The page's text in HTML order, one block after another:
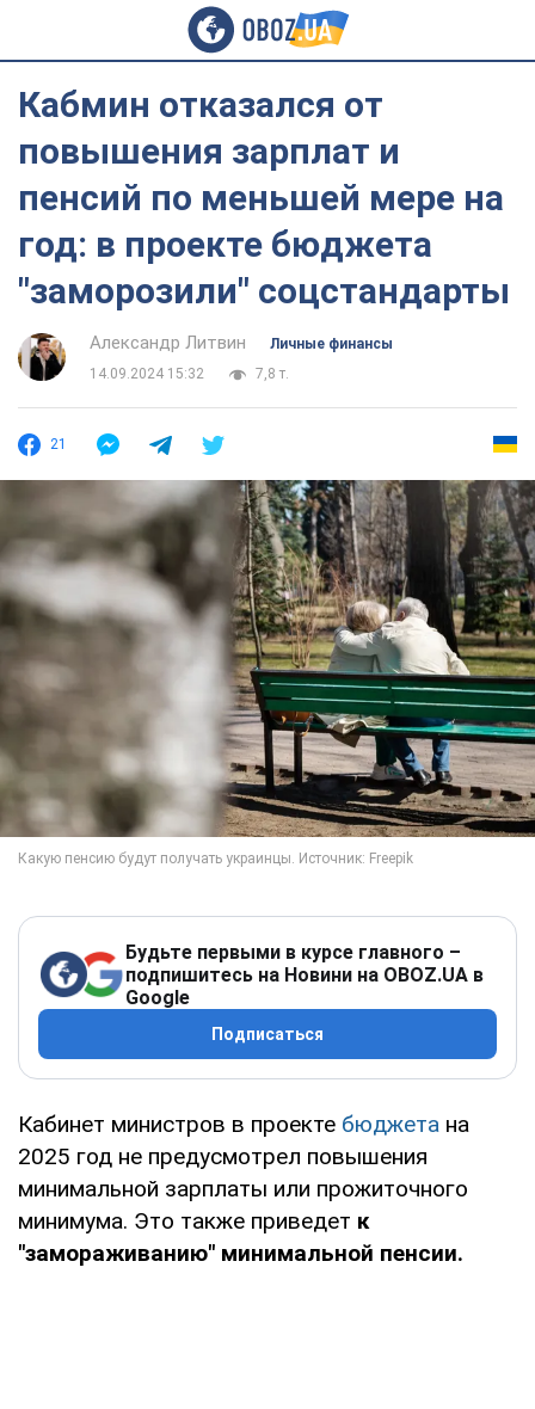
Кабмин отказался от
повышения зарплат и
пенсий по меньшей мере на
год: в проекте бюджета
"заморозили" соцстандарты
Александр Литвин
Личные финансы
14.09.2024 15:32
7,8 т.
21
Будьте первыми в курсе главного –
подпишитесь на Новини на OBOZ.UA в
Google
Подписаться
Кабинет министров в проекте бюджета на
2025 год не предусмотрел повышения
минимальной зарплаты или прожиточного
минимума. Это также приведет к
"замораживанию" минимальной пенсии.